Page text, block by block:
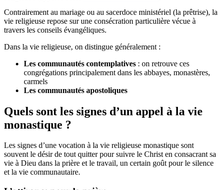
Contrairement au mariage ou au sacerdoce ministériel (la prêtrise), la
vie religieuse repose sur une consécration particulière vécue à
travers les conseils évangéliques.
Dans la vie religieuse, on distingue généralement :
Les communautés contemplatives : on retrouve ces
congrégations principalement dans les abbayes, monastères,
carmels
Les communautés apostoliques
Quels sont les signes d’un appel à la vie
monastique ?
Les signes d’une vocation à la vie religieuse monastique sont
souvent le désir de tout quitter pour suivre le Christ en consacrant sa
vie à Dieu dans la prière et le travail, un certain goût pour le silence
et la vie communautaire.